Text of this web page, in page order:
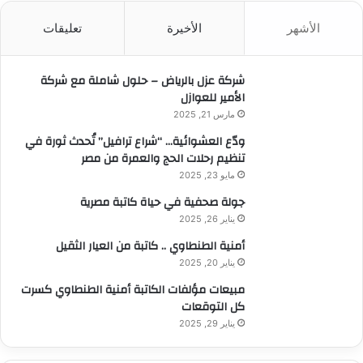
الأشهر الأخيرة تعليقات
شركة عزل بالرياض – حلول شاملة مع شركة
الأمير للعوازل
مارس 21, 2025
ودّع العشوائية… “شراع ترافيل” تُحدث ثورة في
تنظيم رحلات الحج والعمرة من مصر
مايو 23, 2025
جولة صحفية في حياة كاتبة مصرية
يناير 26, 2025
أمنية الطنطاوي .. كاتبة من العيار الثقيل
يناير 20, 2025
مبيعات مؤلفات الكاتبة أمنية الطنطاوي كسرت
كل التوقعات
يناير 29, 2025